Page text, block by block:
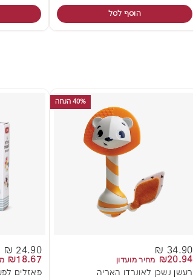
הוסף לסל
40% הנחה
34.90 ₪
₪20.94 מחיר מועדון
רעשן נשכן לאונרדו האריה
24.90 ₪
₪18.67
פאזלים